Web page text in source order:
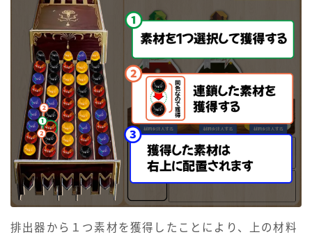
排出器から１つ素材を獲得したことにより、上の材料